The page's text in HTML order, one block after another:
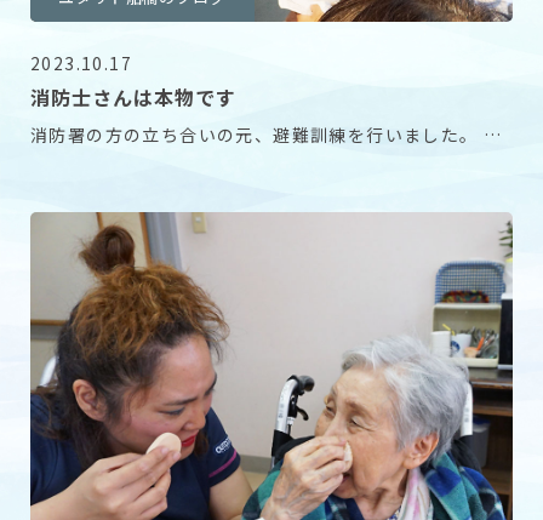
2023.10.17
消防士さんは本物です
消防署の方の立ち合いの元、避難訓練を行いました。 ご